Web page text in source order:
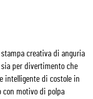
creativa di anguria
per divertimento che
intelligente di costole in
con motivo di polpa